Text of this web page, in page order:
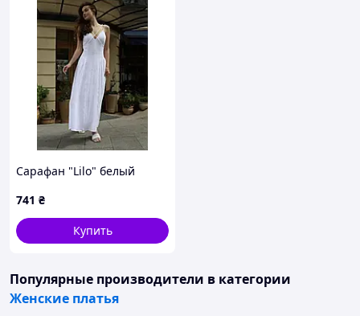
Сарафан "Lilo" белый
741 ₴
Купить
Популярные производители в категории
Женские платья